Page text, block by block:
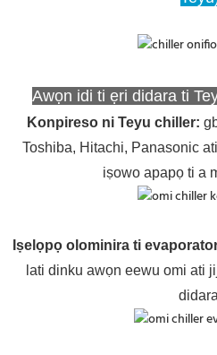
Awọn idi ti ẹri didara ti
Konpireso ni Teyu chiller:
Toshiba, Hitachi, Panasonic
iṣowo apapọ ti a
Iṣelọpọ olominira ti
lati dinku awọn eewu omi ati